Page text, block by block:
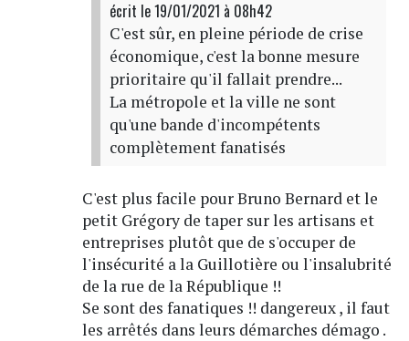
écrit le 19/01/2021 à 08h42
C'est sûr, en pleine période de crise
économique, c'est la bonne mesure
prioritaire qu'il fallait prendre...
La métropole et la ville ne sont
qu'une bande d'incompétents
complètement fanatisés
C'est plus facile pour Bruno Bernard et le
petit Grégory de taper sur les artisans et
entreprises plutôt que de s'occuper de
l'insécurité a la Guillotière ou l'insalubrité
de la rue de la République !!
Se sont des fanatiques !! dangereux , il faut
les arrêtés dans leurs démarches démago .